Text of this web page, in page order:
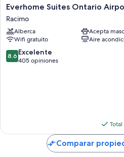
Everhome
Suites
Ontario
Airport
Racimo
Everhome Suites Ontario
Racimo
Alberca
Acepta
Wifi gratuito
Aire
8.6
de
8.6 Excelente
405 opiniones
Comparar